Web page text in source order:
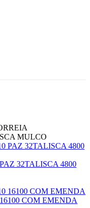
MULCO
32TALISCA 4800
COM EMENDA